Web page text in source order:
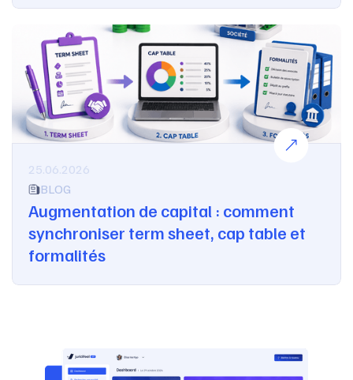
25.06.2026
BLOG
Augmentation de capital : comment
synchroniser term sheet, cap table et
formalités